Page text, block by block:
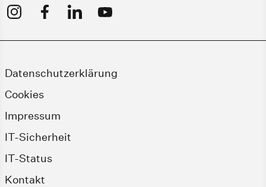
Datenschutzerklärung
Cookies
Impressum
IT-Sicherheit
IT-Status
Kontakt